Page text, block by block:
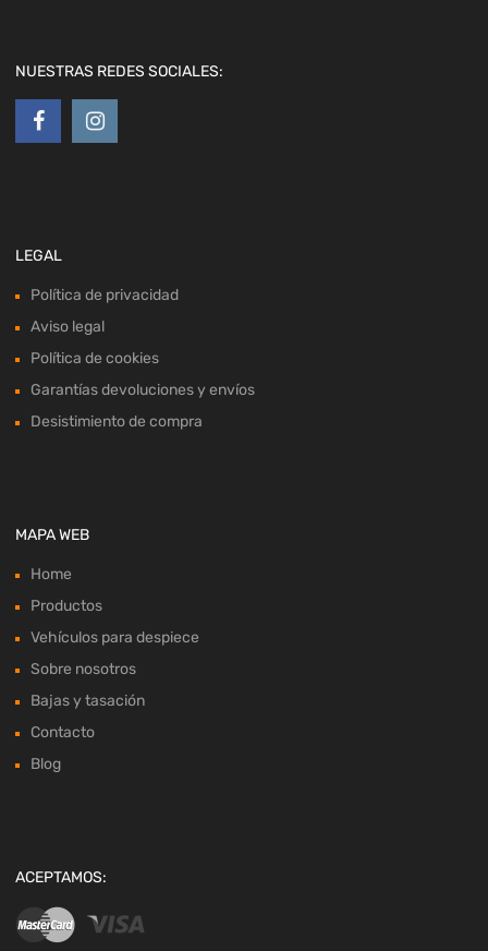
NUESTRAS REDES SOCIALES:
LEGAL
Política de privacidad
Aviso legal
Política de cookies
Garantías devoluciones y envíos
Desistimiento de compra
MAPA WEB
Home
Productos
Vehículos para despiece
Sobre nosotros
Bajas y tasación
Contacto
Blog
ACEPTAMOS: